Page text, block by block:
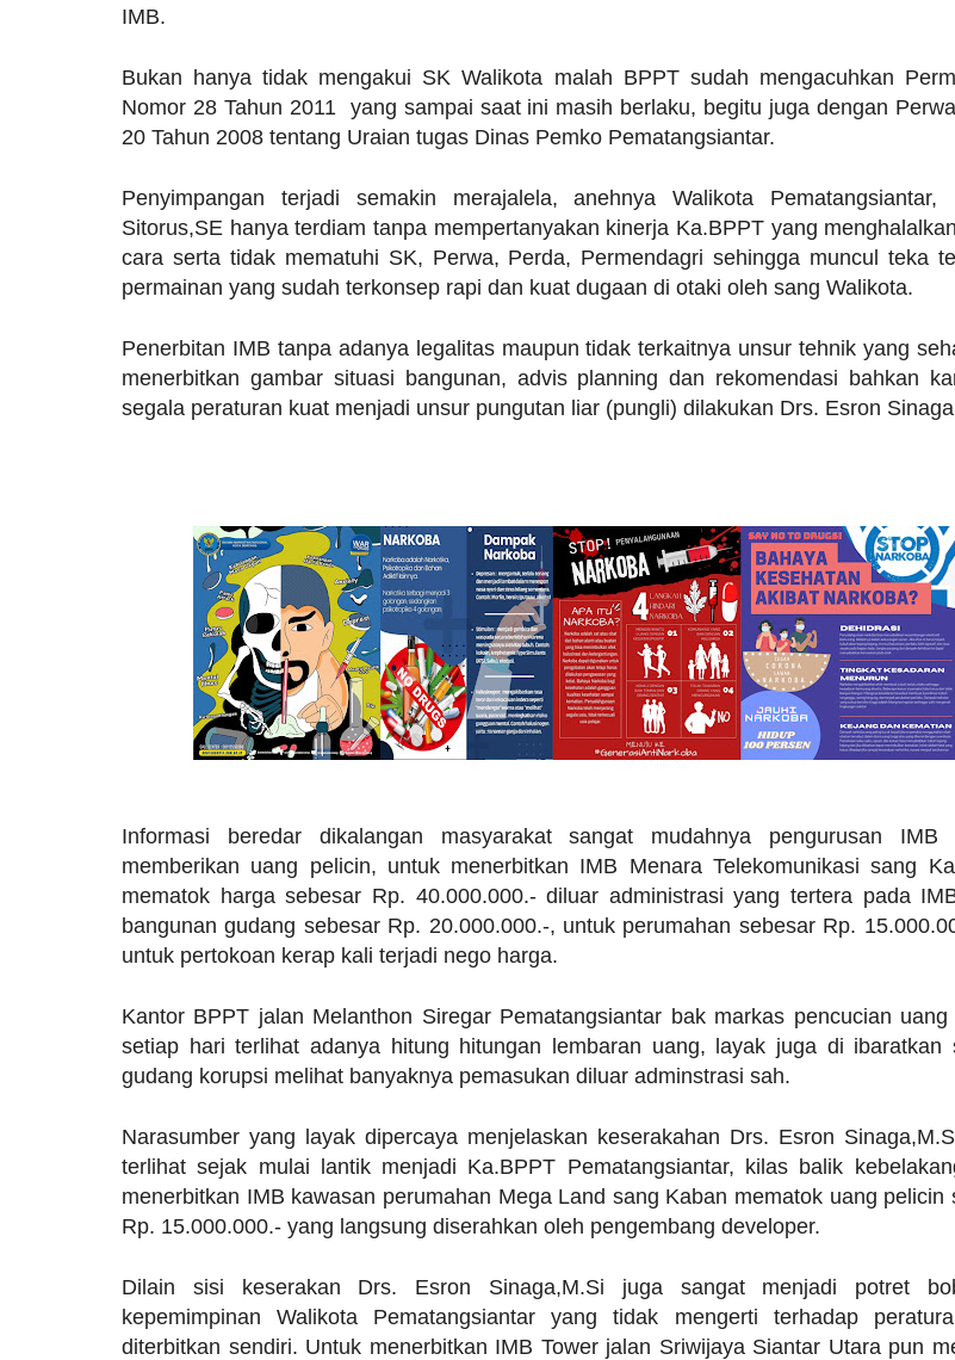
IMB.
Bukan hanya tidak mengakui SK Walikota malah BPPT sudah mengacuhkan
Nomor 28 Tahun 2011 yang sampai saat ini masih berlaku, begitu juga dengan
20 Tahun 2008 tentang Uraian tugas Dinas Pemko Pematangsiantar.
Penyimpangan terjadi semakin merajalela, anehnya Walikota Pematangsiantar,
Sitorus,SE hanya terdiam tanpa mempertanyakan kinerja Ka.BPPT yang
cara serta tidak mematuhi SK, Perwa, Perda, Permendagri sehingga muncul teka
permainan yang sudah terkonsep rapi dan kuat dugaan di otaki oleh sang Walikota.
Penerbitan IMB tanpa adanya legalitas maupun tidak terkaitnya unsur tehnik yang
menerbitkan gambar situasi bangunan, advis planning dan rekomendasi bahkan
segala peraturan kuat menjadi unsur pungutan liar (pungli) dilakukan Drs. Esron
Informasi beredar dikalangan masyarakat sangat mudahnya pengurusan IMB
memberikan uang pelicin, untuk menerbitkan IMB Menara Telekomunikasi sang
mematok harga sebesar Rp. 40.000.000.- diluar administrasi yang tertera pada
bangunan gudang sebesar Rp. 20.000.000.-, untuk perumahan sebesar Rp.
untuk pertokoan kerap kali terjadi nego harga.
Kantor BPPT jalan Melanthon Siregar Pematangsiantar bak markas pencucian uang
setiap hari terlihat adanya hitung hitungan lembaran uang, layak juga di ibaratkan
gudang korupsi melihat banyaknya pemasukan diluar adminstrasi sah.
Narasumber yang layak dipercaya menjelaskan keserakahan Drs. Esron
terlihat sejak mulai lantik menjadi Ka.BPPT Pematangsiantar, kilas balik
menerbitkan IMB kawasan perumahan Mega Land sang Kaban mematok uang pelicin
Rp. 15.000.000.- yang langsung diserahkan oleh pengembang developer.
Dilain sisi keserakan Drs. Esron Sinaga,M.Si juga sangat menjadi potret
kepemimpinan Walikota Pematangsiantar yang tidak mengerti terhadap
diterbitkan sendiri. Untuk menerbitkan IMB Tower jalan Sriwijaya Siantar Utara pun